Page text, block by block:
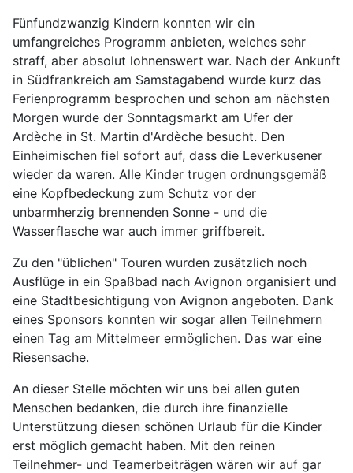
Fünfundzwanzig Kindern konnten wir ein
umfangreiches Programm anbieten, welches sehr
straff, aber absolut lohnenswert war. Nach der Ankunft
in Südfrankreich am Samstagabend wurde kurz das
Ferienprogramm besprochen und schon am nächsten
Morgen wurde der Sonntagsmarkt am Ufer der
Ardèche in St. Martin d'Ardèche besucht. Den
Einheimischen fiel sofort auf, dass die Leverkusener
wieder da waren. Alle Kinder trugen ordnungsgemäß
eine Kopfbedeckung zum Schutz vor der
unbarmherzig brennenden Sonne - und die
Wasserflasche war auch immer griffbereit.
Zu den "üblichen" Touren wurden zusätzlich noch
Ausflüge in ein Spaßbad nach Avignon organisiert und
eine Stadtbesichtigung von Avignon angeboten. Dank
eines Sponsors konnten wir sogar allen Teilnehmern
einen Tag am Mittelmeer ermöglichen. Das war eine
Riesensache.
An dieser Stelle möchten wir uns bei allen guten
Menschen bedanken, die durch ihre finanzielle
Unterstützung diesen schönen Urlaub für die Kinder
erst möglich gemacht haben. Mit den reinen
Teilnehmer- und Teamerbeiträgen wären wir auf gar